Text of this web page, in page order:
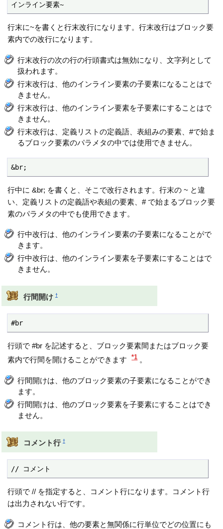
インライン要素~
行末に~を書くと行末改行になります。行末改行はブロック要
素内での改行になります。
行末改行の次の行の行頭書式は無効になり、文字列として
扱われます。
行末改行は、他のインライン要素の子要素になることはで
きません。
行末改行は、他のインライン要素を子要素にすることはで
きません。
行末改行は、定義リストの定義語、表組みの要素、#で始ま
るブロック要素のパラメタの中では使用できません。
&br;
行中に &br; を書くと、そこで改行されます。行末の ~ と違
い、定義リストの定義語や表組の要素、# で始まるブロック要
素のパラメタの中でも使用できます。
行中改行は、他のインライン要素の子要素になることがで
きます。
行中改行は、他のインライン要素を子要素にすることはで
きません。
行間開け †
#br
行頭で #br を記述すると、ブロック要素間またはブロック要
素内で行間を開けることができます
*1 。
行間開けは、他のブロック要素の子要素になることができ
ます。
行間開けは、他のブロック要素を子要素にすることはでき
ません。
コメント行 †
// コメント
行頭で // を指定すると、コメント行になります。コメント行
は出力されない行です。
コメント行は、他の要素と無関係に行単位でどの位置にも